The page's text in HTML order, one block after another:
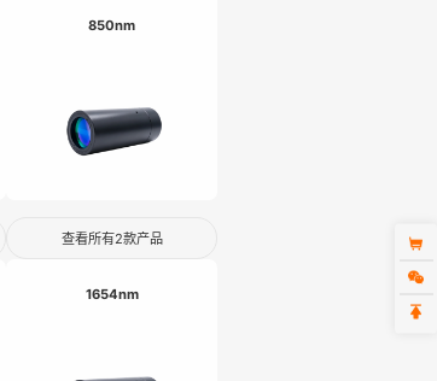
850nm
查看所有2款产品
1654nm